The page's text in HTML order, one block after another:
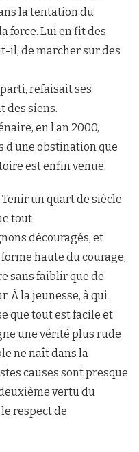
la tentation du
force. Lui en fit des
il, de marcher sur des
refaisait ses
des siens.
en l’an 2000,
obstination que
est enfin venue.
Tenir un quart de siècle
tout
découragés, et
haute du courage,
sans faiblir que de
À la jeunesse, à qui
que tout est facile et
une vérité plus rude
ne naît dans la
causes sont presque
vertu du
respect de